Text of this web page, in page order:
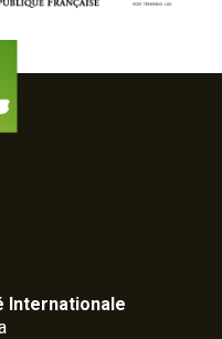
Internationale